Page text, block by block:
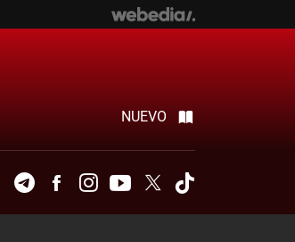
NUEVO
TelegramFacebookInstagramYoutubeTwitter